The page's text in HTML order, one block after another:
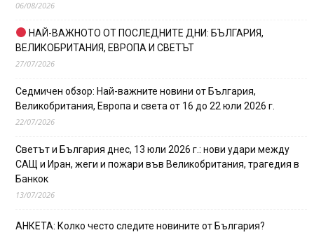
06/08/2026
НАЙ-ВАЖНОТО ОТ ПОСЛЕДНИТЕ ДНИ: БЪЛГАРИЯ,
ВЕЛИКОБРИТАНИЯ, ЕВРОПА И СВЕТЪТ
27/07/2026
Седмичен обзор: Най-важните новини от България,
Великобритания, Европа и света от 16 до 22 юли 2026 г.
22/07/2026
Светът и България днес, 13 юли 2026 г.: нови удари между
САЩ и Иран, жеги и пожари във Великобритания, трагедия в
Банкок
13/07/2026
АНКЕТА: Колко често следите новините от България?